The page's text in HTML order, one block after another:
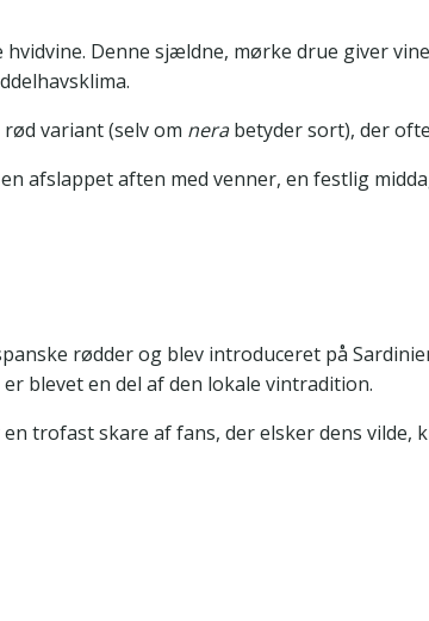
Denne sjældne, mørke drue giver
variant (selv om nerabetyder sort), der
afslappet aften med venner, en festlig
rødder og blev introduceret på
blevet en del af den lokale vintradition.
en trofast skare af fans, der elsker dens